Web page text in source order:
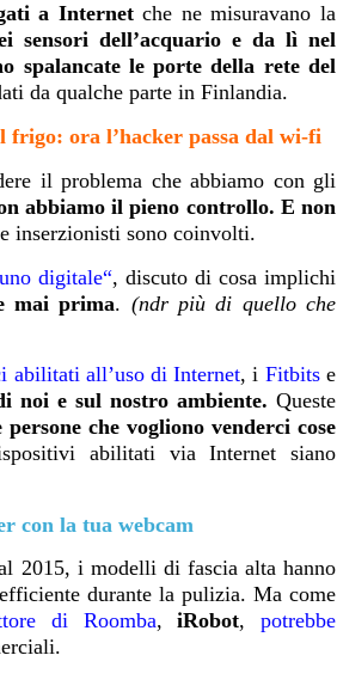
a Internetche ne misuravano la
sensori dell’acquario e da lì nel
spalancate le porte della rete del
da qualche parte in Finlandia.
frigo: ora l’hacker passa dal wi-fi
il problema che abbiamo con gli
abbiamo il pieno controllo. E non
inserzionisti sono coinvolti.
digitale“, discuto di cosa implichi
mai prima. (ndr più di quello che
abilitati all’uso di Internet, i Fitbitse
noi e sul nostro ambiente. Queste
che vogliono venderci cose
abilitati via Internet siano
con la tua webcam
2015, i modelli di fascia alta hanno
durante la pulizia. Ma come
di Roomba,iRobot,potrebbe